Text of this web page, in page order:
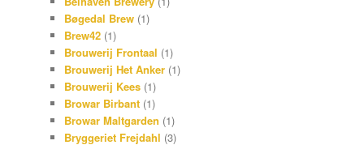
Bøgedal Brew (1)
Brew42 (1)
Brouwerij Frontaal (1)
Brouwerij Het Anker (1)
Brouwerij Kees (1)
Browar Birbant (1)
Browar Maltgarden (1)
Bryggeriet Frejdahl (3)